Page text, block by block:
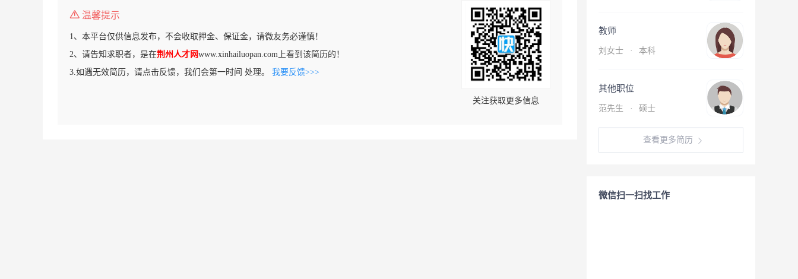
温馨提示
1、本平台仅供信息发布，不会收取押金、保证金，请微友务必谨慎！
2、请告知求职者，是在荆州人才网www.xinhailuopan.com上看到该简历的！
3.如遇无效简历，请点击反馈，我们会第一时间 处理。 我要反馈>>>
关注获取更多信息
教师
刘女士 · 本科
其他职位
范先生 · 硕士
查看更多简历
微信扫一扫找工作